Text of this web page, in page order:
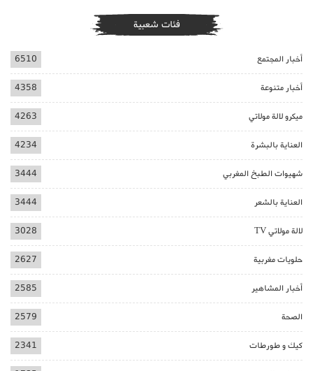
فئات شعبية
أخبار المجتمع 6510
أخبار متنوعة 4358
ميكرو لالة مولاتي 4263
العناية بالبشرة 4234
شهيوات الطبخ المغربي 3444
العناية بالشعر 3444
لالة مولاتي TV 3028
حلويات مغربية 2627
أخبار المشاهير 2585
الصحة 2579
كيك و طورطات 2341